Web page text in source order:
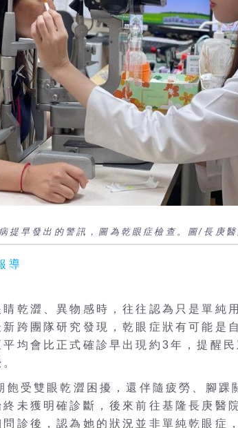
提早發出的警訊，圖為乾眼症檢查。圖/長庚醫
導
乾澀、異物感時，往往認為只是單純
跨團隊研究發現，乾眼症狀有可能是
均會比正式確診早出現約3年，提醒
飽受雙眼乾澀困擾，還伴隨疲勞、腳踝
未獲明確診斷，後來前往基隆長庚醫
診後，認為她的狀況並非單純乾眼症